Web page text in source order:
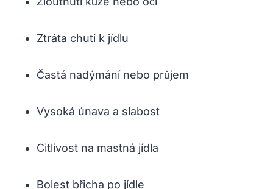
Ztráta chuti k jídlu
Častá nadýmání nebo průjem
Vysoká únava a slabost
Citlivost na mastná jídla
Bolest břicha po jídle